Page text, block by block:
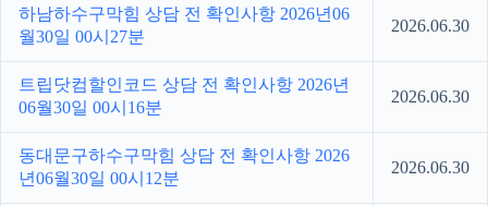
하남하수구막힘 상담 전 확인사항 2026년06
월30일 00시27분
2026.06.30
트립닷컴할인코드 상담 전 확인사항 2026년
06월30일 00시16분
2026.06.30
동대문구하수구막힘 상담 전 확인사항 2026
년06월30일 00시12분
2026.06.30